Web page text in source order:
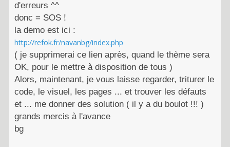
d'erreurs ^^
donc = SOS !
la demo est ici :
http://refok.fr/navanbg/index.php
( je supprimerai ce lien après, quand le thème sera
OK, pour le mettre à disposition de tous )
Alors, maintenant, je vous laisse regarder, triturer le
code, le visuel, les pages ... et trouver les défauts
et ... me donner des solution ( il y a du boulot !!! )
grands mercis à l'avance
bg